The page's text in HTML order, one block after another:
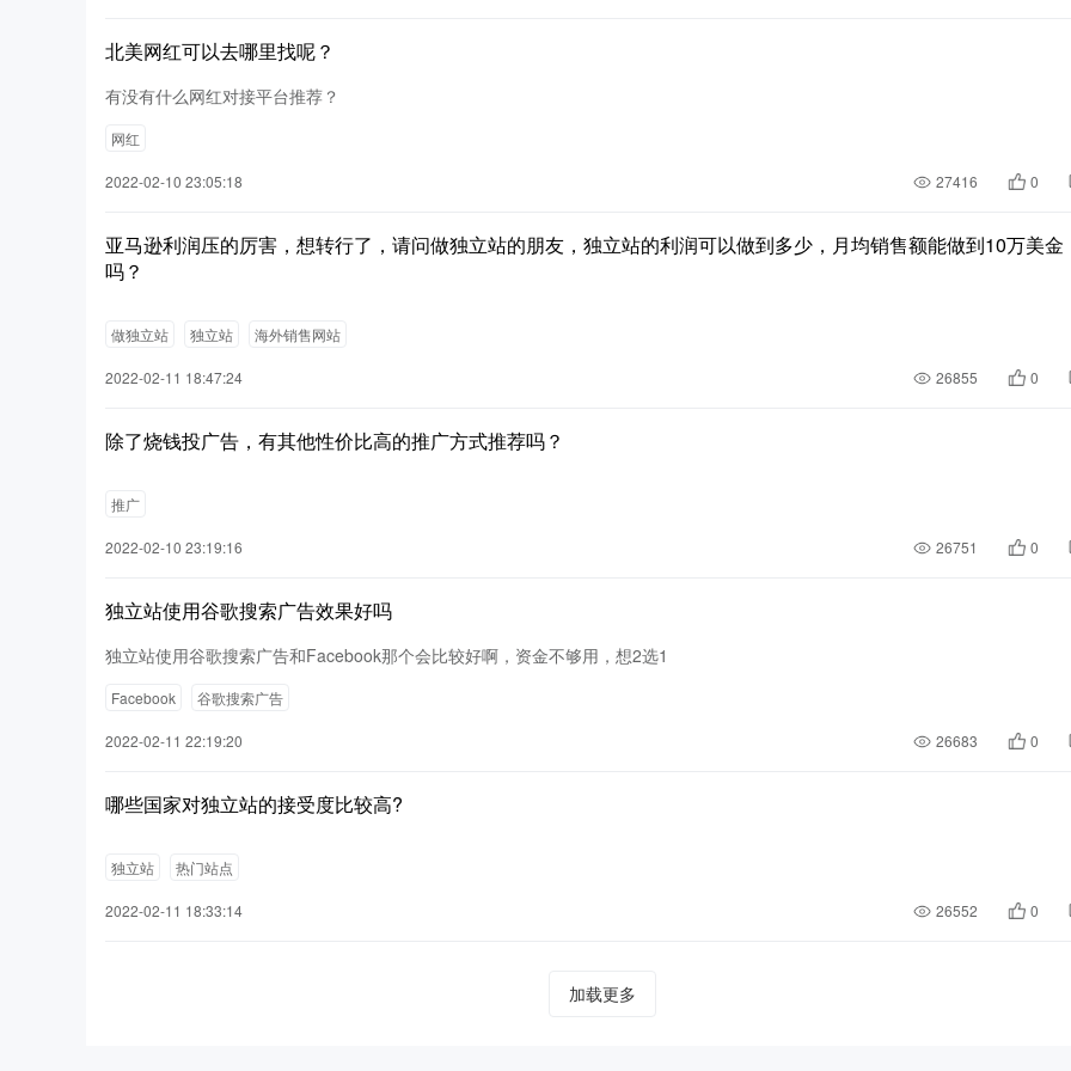
北美网红可以去哪里找呢？
有没有什么网红对接平台推荐？
网红
2022-02-10 23:05:18 27416 0
亚马逊利润压的厉害，想转行了，请问做独立站的朋友，独立站的利润可以做到多少，月均销售额能做到10万美金
吗？
做独立站 独立站 海外销售网站
2022-02-11 18:47:24 26855 0
除了烧钱投广告，有其他性价比高的推广方式推荐吗？
推广
2022-02-10 23:19:16 26751 0
独立站使用谷歌搜索广告效果好吗
独立站使用谷歌搜索广告和Facebook那个会比较好啊，资金不够用，想2选1
Facebook 谷歌搜索广告
2022-02-11 22:19:20 26683 0
哪些国家对独立站的接受度比较高?
独立站 热门站点
2022-02-11 18:33:14 26552 0
加载更多